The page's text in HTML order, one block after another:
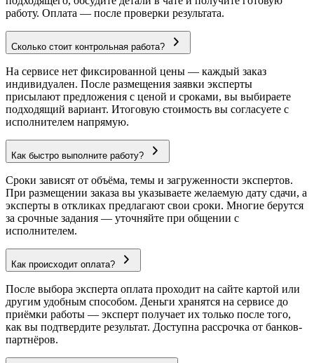
работу. Оплата — после проверки результата.
Сколько стоит контрольная работа?
На сервисе нет фиксированной цены — каждый заказ
индивидуален. После размещения заявки эксперты
присылают предложения с ценой и сроками, вы выбираете
подходящий вариант. Итоговую стоимость вы согласуете с
исполнителем напрямую.
Как быстро выполните работу?
Сроки зависят от объёма, темы и загруженности экспертов.
При размещении заказа вы указываете желаемую дату сдачи, а
эксперты в откликах предлагают свои сроки. Многие берутся
за срочные задания — уточняйте при общении с
исполнителем.
Как происходит оплата?
После выбора эксперта оплата проходит на сайте картой или
другим удобным способом. Деньги хранятся на сервисе до
приёмки работы — эксперт получает их только после того,
как вы подтвердите результат. Доступна рассрочка от банков-
партнёров.